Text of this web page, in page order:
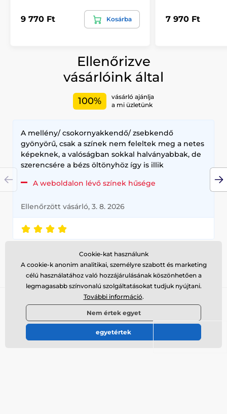
9 770 Ft Kosárba 7 970 Ft
Ellenőrizve
vásárlóink által
100%
vásárló ajánlja
a mi üzletünk
A mellény/ csokornyakkendő/ zsebkendő
gyönyörű, csak a színek nem feleltek meg a netes
képeknek, a valóságban sokkal halványabbak, de
szerencsére a bézs öltönyhöz így is illik
A weboldalon lévő színek hűsége
Ellenőrzött vásárló, 3. 8. 2026
Olvassa el
az összes értékelést
Iratkozzon fel a hírlevélre
Ide írja az e-mail címét
adatai biztonságban vannak velünk
hírlevélről.
Cookie-kat használunk
A cookie-k anonim analitikai, személyre szabott és marketing
célú használatához való hozzájárulásának köszönhetően a
legmagasabb színvonalú szolgáltatásokat tudjuk nyújtani.
További információ.
Nem értek egyet
egyetértek